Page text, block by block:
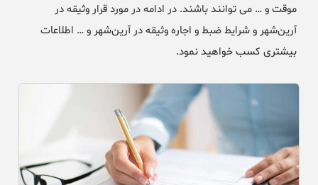
موقت و … می توانند باشند. در ادامه در مورد قرار وثیقه در
آرین‌شهر و شرایط ضبط و اجاره وثیقه در آرین‌شهر و … اطلاعات
بیشتری کسب خواهید نمود.